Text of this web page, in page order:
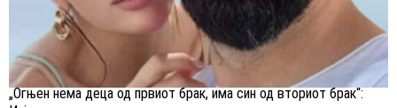
„Огњен нема деца од првиот брак, има син од вториот брак“: